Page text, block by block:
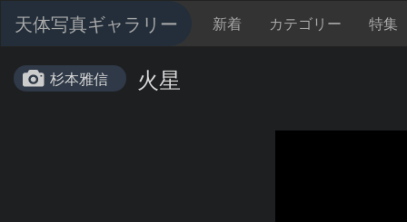
天体写真ギャラリー 新着 カテゴリー 特集
杉本雅信 火星